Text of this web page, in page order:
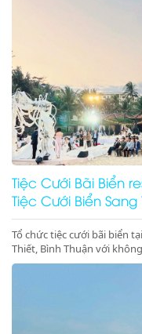
Tiệc Cưới Bãi Biển
Tiệc Cưới Biển Sang
Thuận
Tổ chức tiệc cưới bãi biển
Thiết, Bình Thuận với
chuyên nghiệp, sân khấu